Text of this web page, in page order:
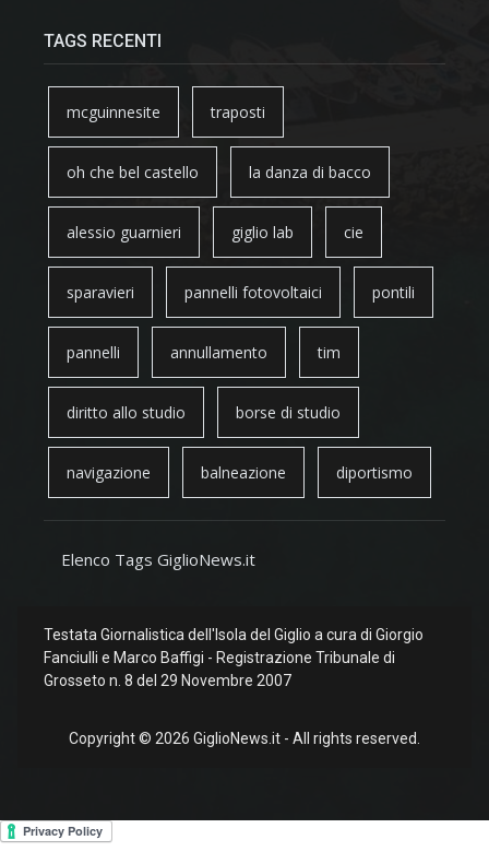
TAGS RECENTI
mcguinnesite traposti
oh che bel castello la danza di bacco
alessio guarnieri giglio lab cie
sparavieri pannelli fotovoltaici pontili
pannelli annullamento tim
diritto allo studio borse di studio
navigazione balneazione diportismo
Elenco Tags GiglioNews.it
Testata Giornalistica dell'Isola del Giglio a cura di Giorgio
Fanciulli e Marco Baffigi - Registrazione Tribunale di
Grosseto n. 8 del 29 Novembre 2007
Copyright © 2026 GiglioNews.it - All rights reserved.